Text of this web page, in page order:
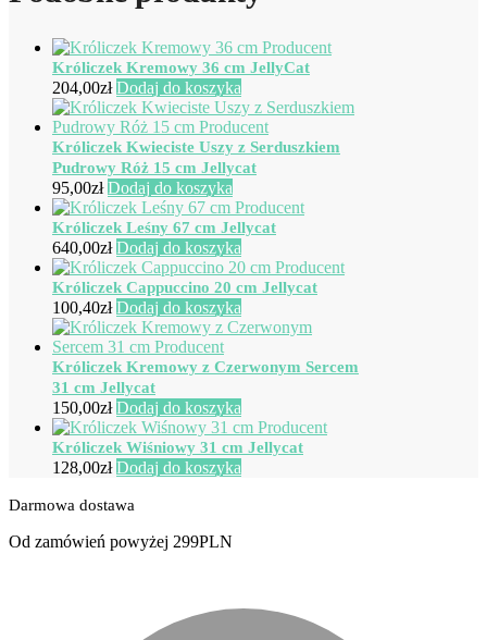
Króliczek Kremowy 36 cm JellyCat
204,00zł Dodaj do koszyka
Króliczek Kwieciste Uszy z Serduszkiem
Pudrowy Róż 15 cm Jellycat
95,00zł Dodaj do koszyka
Króliczek Leśny 67 cm Jellycat
640,00zł Dodaj do koszyka
Króliczek Cappuccino 20 cm Jellycat
100,40zł Dodaj do koszyka
Króliczek Kremowy z Czerwonym Sercem
31 cm Jellycat
150,00zł Dodaj do koszyka
Króliczek Wiśniowy 31 cm Jellycat
128,00zł Dodaj do koszyka
Darmowa dostawa
Od zamówień powyżej 299PLN